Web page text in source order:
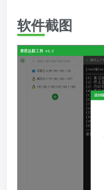
软件截图